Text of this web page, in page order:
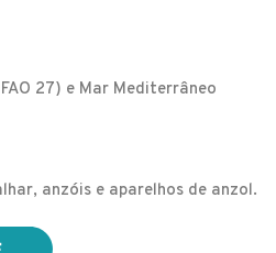
27) e Mar Mediterrâneo
anzóis e aparelhos de anzol.